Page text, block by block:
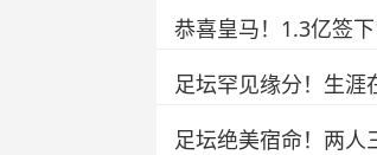
恭喜皇马！1.3亿签下
足坛罕见缘分！生涯
足坛绝美宿命！两人